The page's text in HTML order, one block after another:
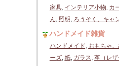
家具, インテリア小物, カ
ん, 照明 , ろうそく、キャ
ハンドメイド雑貨
ハンドメイド, おもちゃ
ーズ, 紙, ガラス, 革（レザ